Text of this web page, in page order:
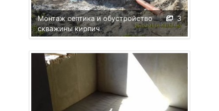
3
Монтаж септика и обустройство
скважины кирпич